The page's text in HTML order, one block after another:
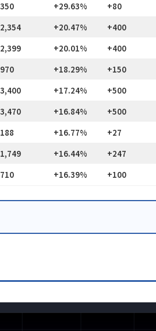
350 +29.63% +80
2,354 +20.47% +400
2,399 +20.01% +400
970 +18.29% +150
3,400 +17.24% +500
3,470 +16.84% +500
188 +16.77% +27
1,749 +16.44% +247
710 +16.39% +100